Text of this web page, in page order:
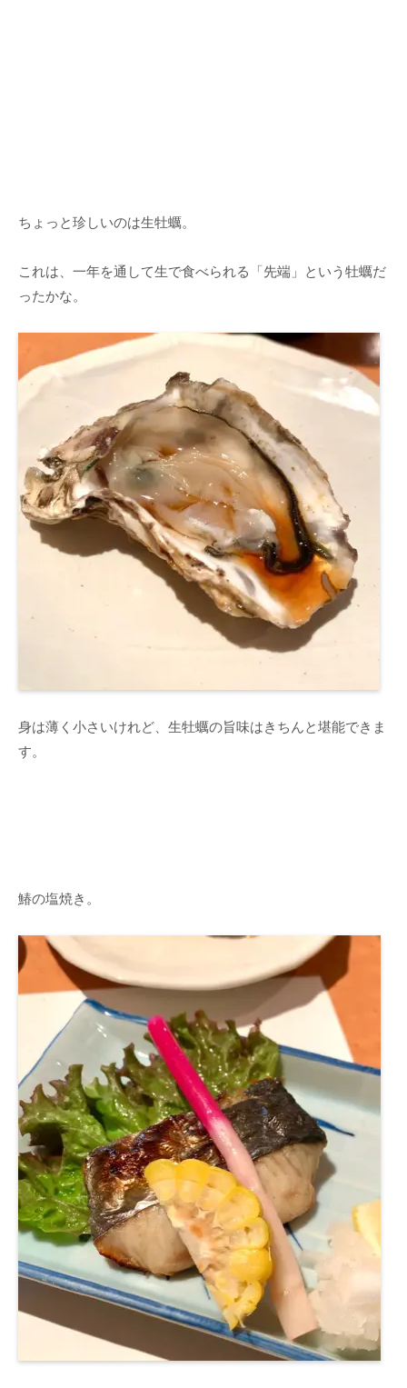
ちょっと珍しいのは生牡蠣。
これは、一年を通して生で食べられる「先端」という牡蠣だ
ったかな。
身は薄く小さいけれど、生牡蠣の旨味はきちんと堪能できま
す。
鰆の塩焼き。